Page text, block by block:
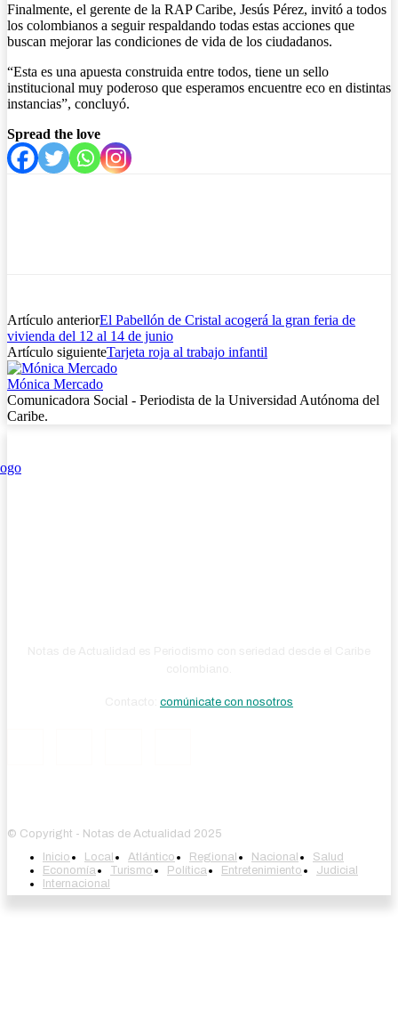
Finalmente, el gerente de la RAP Caribe, Jesús Pérez, invitó a todos
los colombianos a seguir respaldando todas estas acciones que
buscan mejorar las condiciones de vida de los ciudadanos.
“Esta es una apuesta construida entre todos, tiene un sello
institucional muy poderoso que esperamos encuentre eco en distintas
instancias”, concluyó.
Spread the love
Artículo anteriorEl Pabellón de Cristal acogerá la gran feria de
vivienda del 12 al 14 de junio
Artículo siguienteTarjeta roja al trabajo infantil
Mónica Mercado
Comunicadora Social - Periodista de la Universidad Autónoma del
Caribe.
comúnicate con nosotros
© Copyright - Notas de Actualidad 2025
Inicio
Local Atlántico Regional Nacional
Salud
Economía
Turismo Política Entretenimiento
Judicial
Internacional